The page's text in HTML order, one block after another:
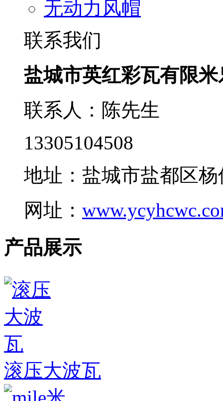
无动力风帽
联系我们
盐城市英红彩瓦有限
联系人：陈先生
13305104508
地址：盐城市盐都区
网址：
产品展示
滚压大波瓦